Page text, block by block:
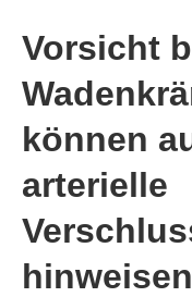
Vorsicht
können
arterielle
hinweisen